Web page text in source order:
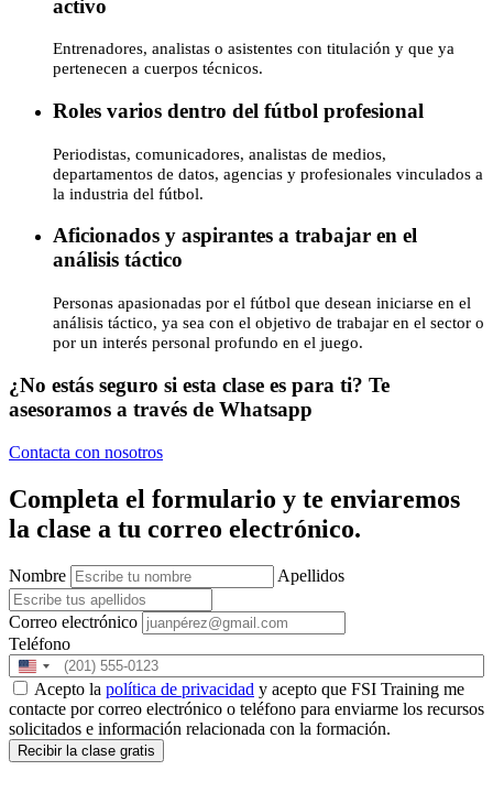
activo
Entrenadores, analistas o asistentes con titulación y que ya
pertenecen a cuerpos técnicos.
Roles varios dentro del fútbol profesional
Periodistas, comunicadores, analistas de medios,
departamentos de datos, agencias y profesionales vinculados a
la industria del fútbol.
Aficionados y aspirantes a trabajar en el
análisis táctico
Personas apasionadas por el fútbol que desean iniciarse en el
análisis táctico, ya sea con el objetivo de trabajar en el sector o
por un interés personal profundo en el juego.
¿No estás seguro si esta clase es para ti? Te
asesoramos a través de Whatsapp
Contacta con nosotros
Completa el formulario y te enviaremos
la clase a tu correo electrónico.
Nombre Apellidos
Correo electrónico
Teléfono
Acepto la política de privacidad y acepto que FSI Training me
contacte por correo electrónico o teléfono para enviarme los recursos
solicitados e información relacionada con la formación.
Recibir la clase gratis